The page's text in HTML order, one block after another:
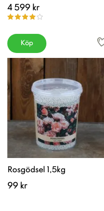
4 599 kr
Köp
Rosgödsel 1,5kg
99 kr